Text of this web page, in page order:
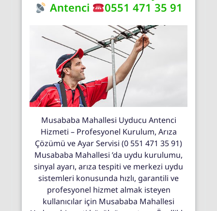
Antenci
0551 471 35 91
Musababa Mahallesi Uyducu Antenci
Hizmeti – Profesyonel Kurulum, Arıza
Çözümü ve Ayar Servisi (0 551 471 35 91)
Musababa Mahallesi ’da uydu kurulumu,
sinyal ayarı, arıza tespiti ve merkezi uydu
sistemleri konusunda hızlı, garantili ve
profesyonel hizmet almak isteyen
kullanıcılar için Musababa Mahallesi